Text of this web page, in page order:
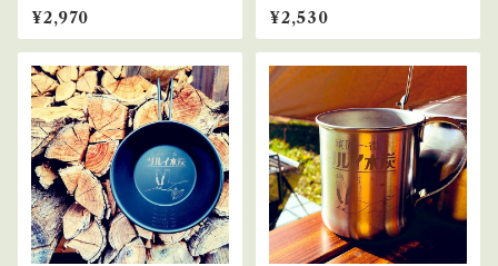
¥2,970 ¥2,530